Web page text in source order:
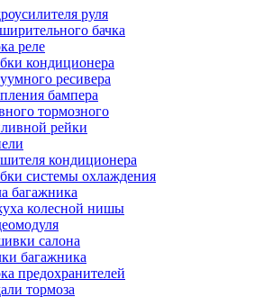
руля
бачка
реле
кондиционера
ресивера
бампера
тормозного
рейки
кондиционера
системы охлаждения
багажника
колесной нишы
салона
багажника
предохранителей
тормоза